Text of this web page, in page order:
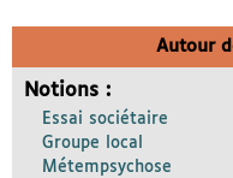
Autour
Notions :
Essai sociétaire
Groupe local
Métempsychose